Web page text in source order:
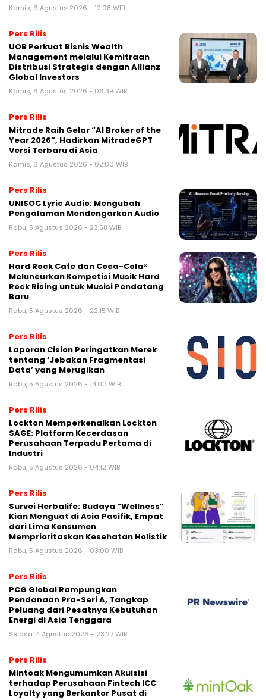
Kamis, 6 Agustus 2026 - 12:08 WIB
Pers Rilis
UOB Perkuat Bisnis Wealth
Management melalui Kemitraan
Distribusi Strategis dengan Allianz
Global Investors
Kamis, 6 Agustus 2026 - 06:39 WIB
Pers Rilis
Mitrade Raih Gelar “AI Broker of the
Year 2026”, Hadirkan MitradeGPT
Versi Terbaru di Asia
Kamis, 6 Agustus 2026 - 02:00 WIB
Pers Rilis
UNISOC Lyric Audio: Mengubah
Pengalaman Mendengarkan Audio
Rabu, 5 Agustus 2026 - 23:58 WIB
Pers Rilis
Hard Rock Cafe dan Coca-Cola®
Meluncurkan Kompetisi Musik Hard
Rock Rising untuk Musisi Pendatang
Baru
Rabu, 5 Agustus 2026 - 22:15 WIB
Pers Rilis
Laporan Cision Peringatkan Merek
tentang ‘Jebakan Fragmentasi
Data’ yang Merugikan
Rabu, 5 Agustus 2026 - 14:00 WIB
Pers Rilis
Lockton Memperkenalkan Lockton
SAGE: Platform Kecerdasan
Perusahaan Terpadu Pertama di
Industri
Rabu, 5 Agustus 2026 - 04:12 WIB
Pers Rilis
Survei Herbalife: Budaya “Wellness”
Kian Menguat di Asia Pasifik, Empat
dari Lima Konsumen
Memprioritaskan Kesehatan Holistik
Rabu, 5 Agustus 2026 - 03:00 WIB
Pers Rilis
PCG Global Rampungkan
Pendanaan Pra-Seri A, Tangkap
Peluang dari Pesatnya Kebutuhan
Energi di Asia Tenggara
Selasa, 4 Agustus 2026 - 23:27 WIB
Pers Rilis
Mintoak Mengumumkan Akuisisi
terhadap Perusahaan Fintech ICC
Loyalty yang Berkantor Pusat di